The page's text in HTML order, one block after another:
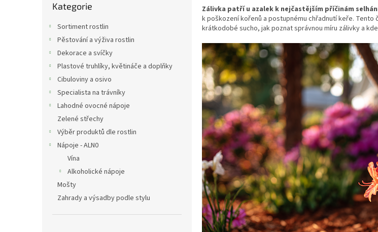
kategorie
Kategorie
Sortiment rostlin
Pěstování a výživa rostlin
Dekorace a svíčky
Plastové truhlíky, květináče a doplňky
Cibuloviny a osivo
Specialista na trávníky
Lahodné ovocné nápoje
Zelené střechy
Výběr produktů dle rostlin
Nápoje - ALN0
Vína
Alkoholické nápoje
Mošty
Zahrady a výsadby podle stylu
Zálivka patří u azalek k nejčastějším příčinám
k poškození kořenů a postupnému chřadnutí keře.
krátkodobé sucho, jak poznat správnou míru zálivky a